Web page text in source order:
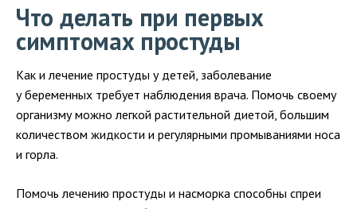
Что делать при первых
симптомах простуды
Как и лечение простуды у детей, заболевание
у беременных требует наблюдения врача. Помочь своему
организму можно легкой растительной диетой, большим
количеством жидкости и регулярными промываниями носа
и горла.
Помочь лечению простуды и насморка способны спреи